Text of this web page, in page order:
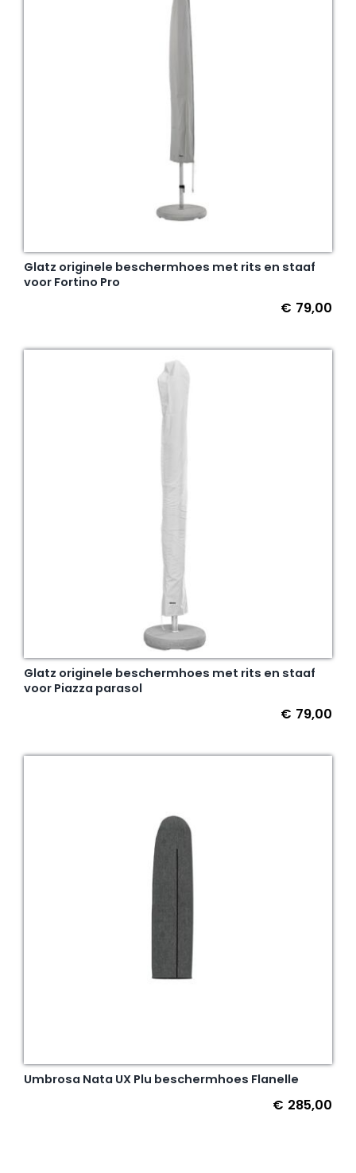
Glatz originele beschermhoes met rits en staaf
voor Fortino Pro
€ 79,00
Glatz originele beschermhoes met rits en staaf
voor Piazza parasol
€ 79,00
Umbrosa Nata UX Plu beschermhoes Flanelle
€ 285,00